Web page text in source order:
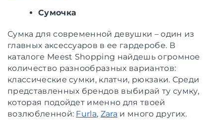
Сумочка
Сумка для современной девушки – один из
главных аксессуаров в ее гардеробе. В
каталоге Meest Shopping найдешь огромное
количество разнообразных вариантов:
классические сумки, клатчи, рюкзаки. Среди
представленных брендов выбирай ту сумку,
которая подойдет именно для твоей
возлюбленной: Furla, Zara и много других.